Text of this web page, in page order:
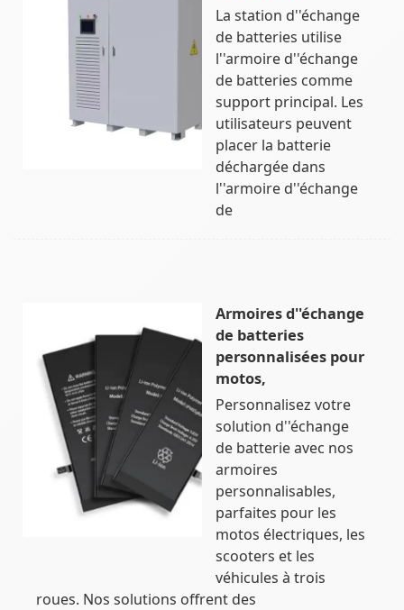
La station d''échange
de batteries utilise
l''armoire d''échange
de batteries comme
support principal. Les
utilisateurs peuvent
placer la batterie
déchargée dans
l''armoire d''échange
de
Armoires d''échange
de batteries
personnalisées pour
motos,
Personnalisez votre
solution d''échange
de batterie avec nos
armoires
personnalisables,
parfaites pour les
motos électriques, les
scooters et les
véhicules à trois
roues. Nos solutions offrent des